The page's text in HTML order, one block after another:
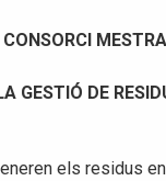
GESTIÓ DE
els residus